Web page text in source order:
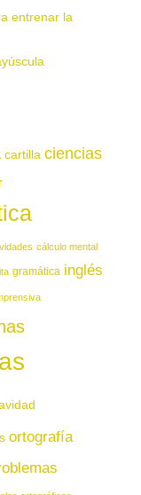
entrenar la
cartilla ciencias
cálculo mental
gramática inglés
ortografía